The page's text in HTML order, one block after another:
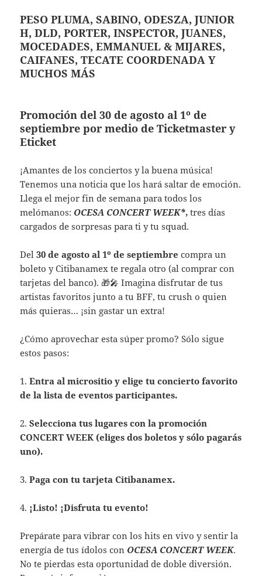
PESO PLUMA, SABINO, ODESZA, JUNIOR
H, DLD, PORTER, INSPECTOR, JUANES,
MOCEDADES, EMMANUEL & MIJARES,
CAIFANES, TECATE COORDENADA Y
MUCHOS MÁS
Promoción del 30 de agosto al 1º de
septiembre por medio de Ticketmaster y
Eticket
¡Amantes de los conciertos y la buena música!
Tenemos una noticia que los hará saltar de emoción.
Llega el mejor fin de semana para todos los
melómanos: OCESA CONCERT WEEK*,tres días
cargados de sorpresas para ti y tu squad.
Del30 de agosto al 1º de septiembre compra un
boleto y Citibanamex te regala otro (al comprar con
tarjetas del banco). 🎁🎤 Imagina disfrutar de tus
artistas favoritos junto a tu BFF, tu crush o quien
más quieras… ¡sin gastar un extra!
¿Cómo aprovechar esta súper promo? Sólo sigue
estos pasos:
1.Entra al micrositio y elige tu concierto favorito
de la lista de eventos participantes.
2.Selecciona tus lugares con la promoción
CONCERT WEEK (eliges dos boletos y sólo pagarás
uno).
3.Paga con tu tarjeta Citibanamex.
4. ¡Listo! ¡Disfruta tu evento!
Prepárate para vibrar con los hits en vivo y sentir la
energía de tus ídolos con OCESA CONCERT WEEK.
No te pierdas esta oportunidad de doble diversión.